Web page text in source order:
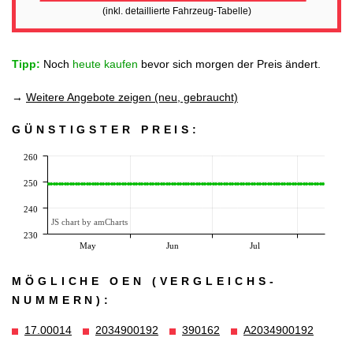
(inkl. detaillierte Fahrzeug-Tabelle)
Tipp: Noch heute kaufen bevor sich morgen der Preis ändert.
→ Weitere Angebote zeigen (neu, gebraucht)
GÜNSTIGSTER PREIS:
May Jun Jul
230
240
250
260
JS chart by amCharts
MÖGLICHE OEN (VERGLEICHS­
NUMMERN):
17.00014 2034900192 390162
A2034900192